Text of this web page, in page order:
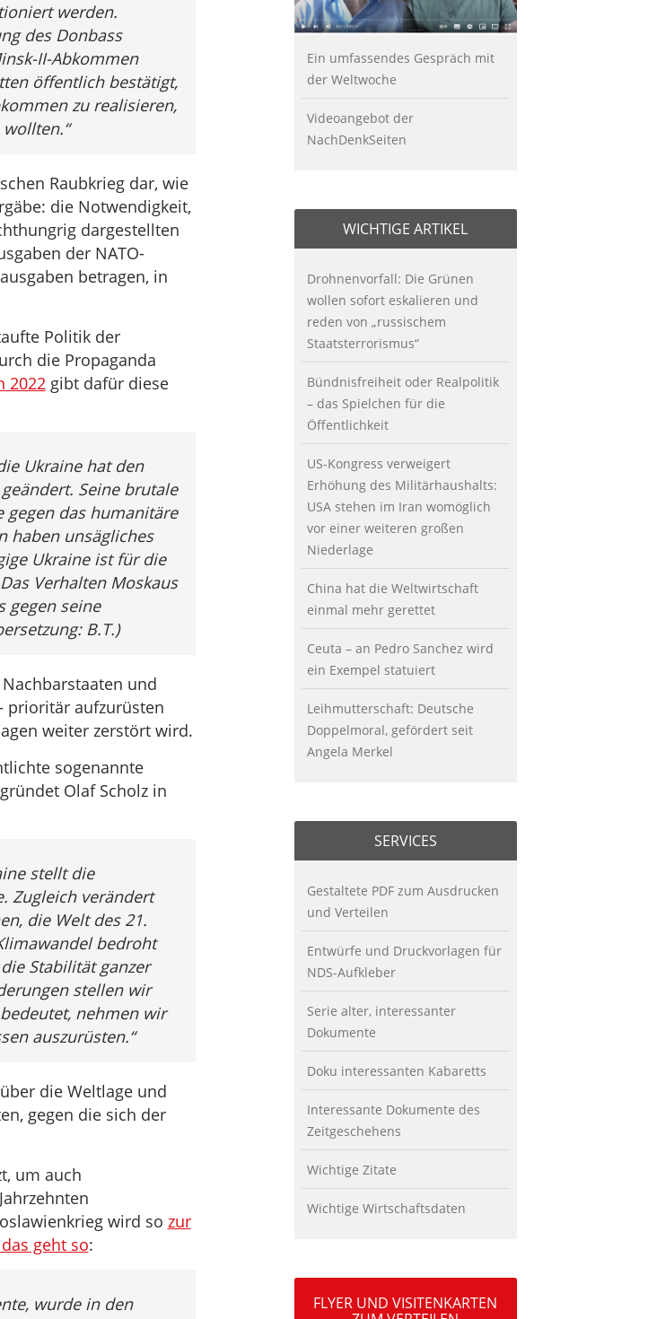
werden.
des Donbass
II-Abkommen
öffentlich bestätigt,
zu realisieren,
Raubkrieg dar, wie
die Notwendigkeit,
dargestellten
der NATO-
betragen, in
Politik der
die Propaganda
2022gibt dafür diese
Ukraine hat den
Seine brutale
das humanitäre
haben unsägliches
Ukraine ist für die
Verhalten Moskaus
gegen seine
B.T.)
und
prioritär aufzurüsten
weiter zerstört wird.
sogenannte
Olaf Scholz in
stellt die
Zugleich verändert
die Welt des 21.
bedroht
Stabilität ganzer
stellen wir
nehmen wir
auszurüsten.“
die Weltlage und
gegen die sich der
um auch
wird so zur
geht so:
wurde in den
Ein umfassendes Gespräch mit
der Weltwoche
Videoangebot der
NachDenkSeiten
WICHTIGE ARTIKEL
Drohnenvorfall: Die Grünen
wollen sofort eskalieren und
reden von „russischem
Staatsterrorismus“
Bündnisfreiheit oder Realpolitik
– das Spielchen für die
Öffentlichkeit
US-Kongress verweigert
Erhöhung des Militärhaushalts:
USA stehen im Iran womöglich
vor einer weiteren großen
Niederlage
China hat die Weltwirtschaft
einmal mehr gerettet
Ceuta – an Pedro Sanchez wird
ein Exempel statuiert
Leihmutterschaft: Deutsche
Doppelmoral, gefördert seit
Angela Merkel
SERVICES
Gestaltete PDF zum Ausdrucken
und Verteilen
Entwürfe und Druckvorlagen für
NDS-Aufkleber
Serie alter, interessanter
Dokumente
Doku interessanten Kabaretts
Interessante Dokumente des
Zeitgeschehens
Wichtige Zitate
Wichtige Wirtschaftsdaten
FLYER UND VISITENKARTEN